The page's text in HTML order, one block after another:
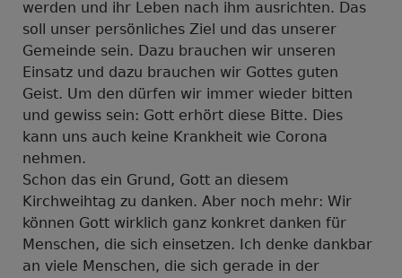
werden und ihr Leben nach ihm ausrichten. Das
soll unser persönliches Ziel und das unserer
Gemeinde sein. Dazu brauchen wir unseren
Einsatz und dazu brauchen wir Gottes guten
Geist. Um den dürfen wir immer wieder bitten
und gewiss sein: Gott erhört diese Bitte. Dies
kann uns auch keine Krankheit wie Corona
nehmen.
Schon das ein Grund, Gott an diesem
Kirchweihtag zu danken. Aber noch mehr: Wir
können Gott wirklich ganz konkret danken für
Menschen, die sich einsetzen. Ich denke dankbar
an viele Menschen, die sich gerade in der